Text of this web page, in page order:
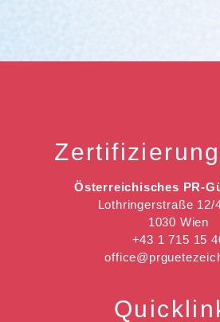
Österreichisches PR-
Lothringerstraße 12/
1030 Wien
+43 1 715 15